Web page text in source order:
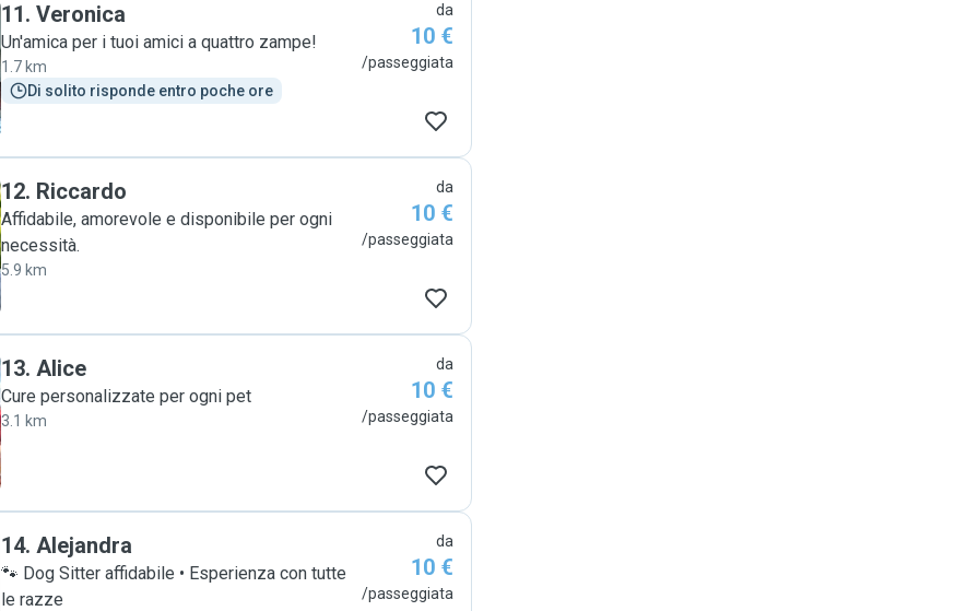
11. Veronica
Un'amica per i tuoi amici a quattro zampe!
1.7 km
Di solito risponde entro poche ore
da
10 €
/passeggiata
12. Riccardo
Affidabile, amorevole e disponibile per ogni
necessità.
5.9 km
da
10 €
/passeggiata
13. Alice
Cure personalizzate per ogni pet
3.1 km
da
10 €
/passeggiata
14. Alejandra
🐾 Dog Sitter affidabile • Esperienza con tutte
le razze
da
10 €
/passeggiata